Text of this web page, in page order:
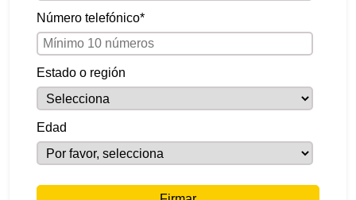
Número telefónico*
Estado o región
Edad